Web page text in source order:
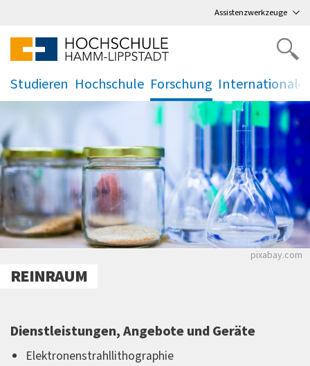
Assistenzwerkzeuge
Studieren
.
Hochschule
.
Forschung
. .
pixabay.com
REINRAUM
Dienstleistungen, Angebote und Geräte
Elektronenstrahllithographie